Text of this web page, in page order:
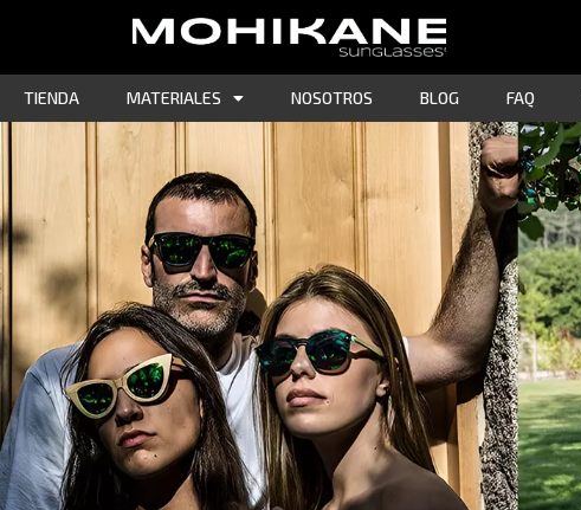
TIENDA MATERIALES NOSOTROS BLOG FAQ